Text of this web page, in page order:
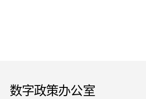
数字政策办公室